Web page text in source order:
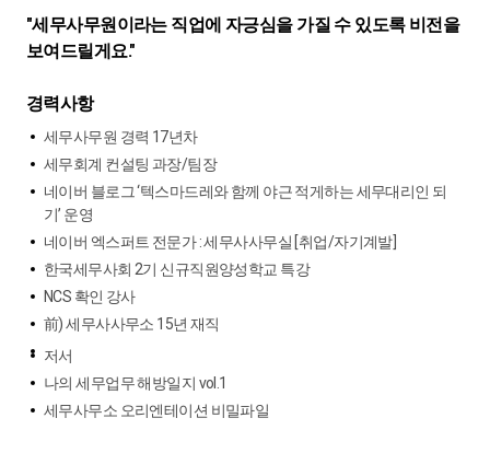
"세무사무원이라는 직업에 자긍심을 가질 수 있도록 비전을
보여드릴게요."
경력사항
세무사무원 경력 17년차
세무회계 컨설팅 과장/팀장
네이버 블로그 ‘텍스마드레와 함께 야근 적게하는 세무대리인 되
기’ 운영
네이버 엑스퍼트 전문가 : 세무사사무실 [취업/자기계발]
한국세무사회 2기 신규직원양성학교 특강
NCS 확인 강사
前) 세무사사무소 15년 재직
저서
나의 세무업무 해방일지 vol.1
세무사무소 오리엔테이션 비밀파일